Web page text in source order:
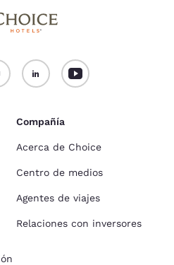
Compañía
Acerca de Choice
Centro de medios
Agentes de viajes
Relaciones con inversores